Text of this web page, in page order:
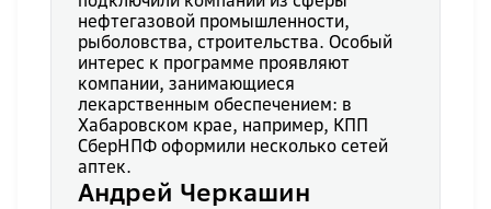
нефтегазовой промышленности,
рыболовства, строительства. Особый
интерес к программе проявляют
компании, занимающиеся
лекарственным обеспечением: в
Хабаровском крае, например, КПП
СберНПФ оформили несколько сетей
аптек.
Андрей Черкашин